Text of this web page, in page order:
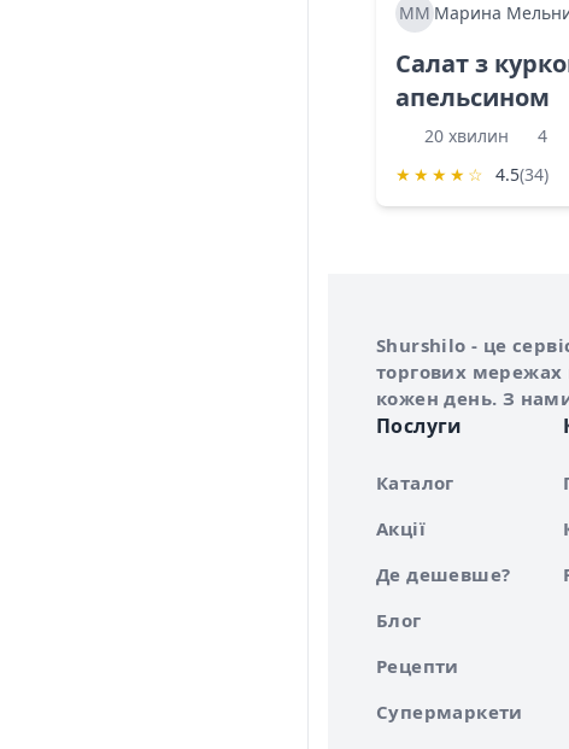
ММ Марина
Салат з
апельсином
20 хвилин
4
★ ★ ★ ★ ☆ 4.5(34)
Про сервіс
Shurshilo - це
торгових мережах
кожен день. З
Послуги
Каталог
Акції
Де дешевше?
Блог
Рецепти
Супермаркети